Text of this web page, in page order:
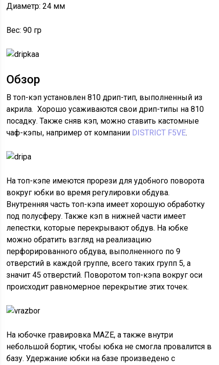
Диаметр: 24 мм
Вес: 90 гр
Обзор
В топ-кэп установлен 810 дрип-тип, выполненный из
акрила. Хорошо усаживаются свои дрип-типы на 810
посадку. Также сняв кэп, можно ставить кастомные
чаф-кэпы, например от компании DISTRICT F5VE.
На топ-кэпе имеются прорези для удобного поворота
вокруг юбки во время регулировки обдува.
Внутренняя часть топ-кэпа имеет хорошую обработку
под полусферу. Также кэп в нижней части имеет
лепестки, которые перекрывают обдув. На юбке
можно обратить взгляд на реализацию
перфорированного обдува, выполненного по 9
отверстий в каждой группе, всего таких групп 5, а
значит 45 отверстий. Поворотом топ-кэпа вокруг оси
происходит равномерное перекрытие этих точек.
На юбочке гравировка MAZE, а также внутри
небольшой бортик, чтобы юбка не смогла провалится в
базу. Удержание юбки на базе произведено с